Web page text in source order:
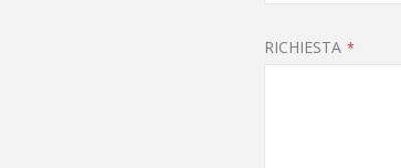
RICHIESTA